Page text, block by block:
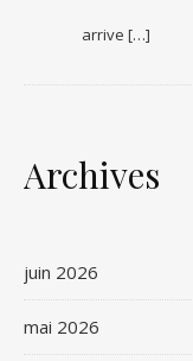
arrive […]
Archives
juin 2026
mai 2026